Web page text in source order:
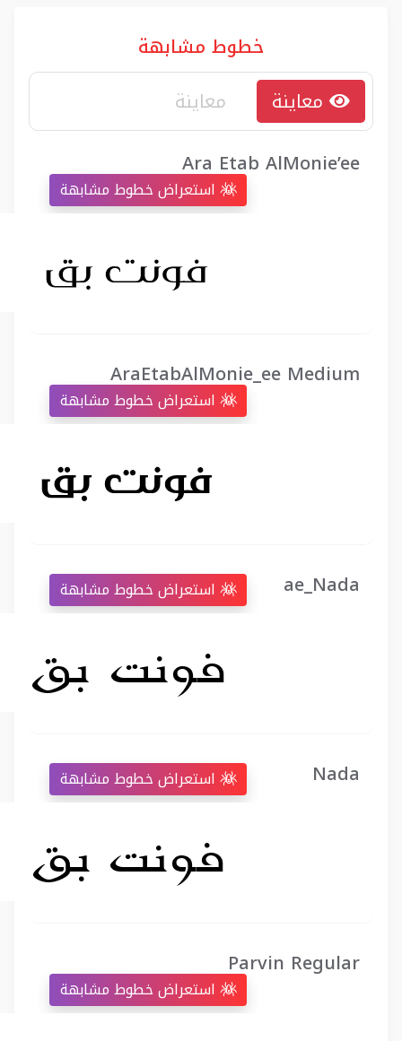
خطوط مشابهة
Ara Etab AlMonie’ee
AraEtabAlMonie_ee Medium
ae_Nada
Nada
Parvin Regular